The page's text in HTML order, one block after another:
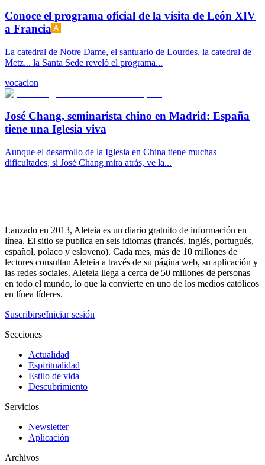
Conoce el programa oficial de la visita de León XIV
a Francia
La catedral de Notre Dame, el santuario de Lourdes, la catedral de
Metz... la Santa Sede reveló el programa...
vocacion
José Chang, seminarista chino en Madrid: España
tiene una Iglesia viva
Aunque el desarrollo de la Iglesia en China tiene muchas
dificultades, si José Chang mira atrás, ve la...
Lanzado en 2013, Aleteia es un diario gratuito de información en
línea. El sitio se publica en seis idiomas (francés, inglés, portugués,
español, polaco y esloveno). Cada mes, más de 10 millones de
lectores consultan Aleteia a través de su página web, su aplicación y
las redes sociales. Aleteia llega a cerca de 50 millones de personas
en todo el mundo, lo que la convierte en uno de los medios católicos
en línea líderes.
SuscribirseIniciar sesión
Secciones
Actualidad
Espiritualidad
Estilo de vida
Descubrimiento
Servicios
Newsletter
Aplicación
Archivos